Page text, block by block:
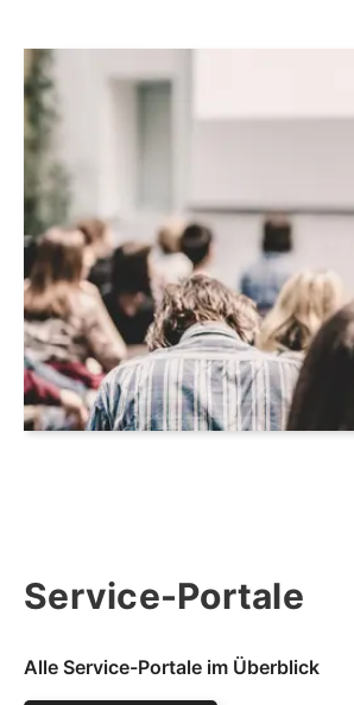
Service-Portale
Alle Service-Portale im Überblick